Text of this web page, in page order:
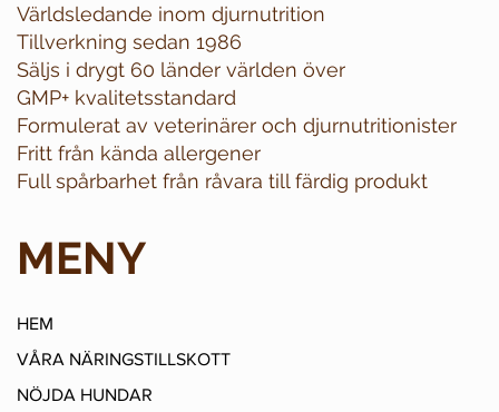
Världsledande inom djurnutrition
Tillverkning sedan 1986
Säljs i drygt 60 länder världen över
GMP+ kvalitetsstandard
Formulerat av veterinärer och djurnutritionister
Fritt från kända allergener
Full spårbarhet från råvara till färdig produkt
MENY
HEM
VÅRA NÄRINGSTILLSKOTT
NÖJDA HUNDAR